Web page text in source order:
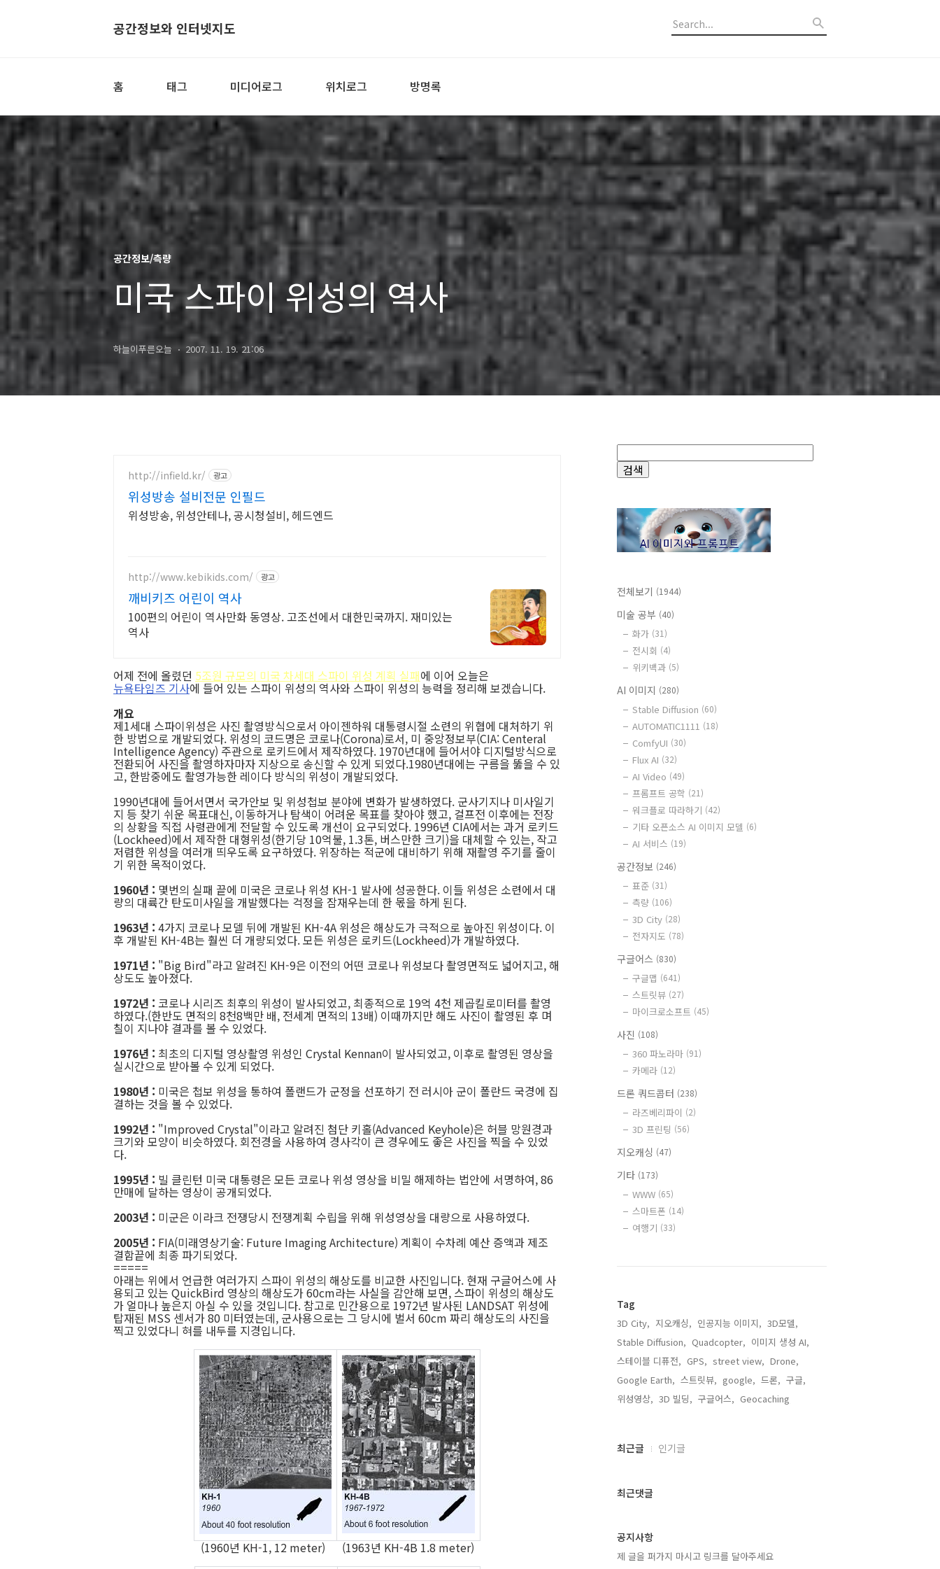
공간정보와 인터넷지도
홈 태그 미디어로그 위치로그 방명록
공간정보/측량
미국 스파이 위성의 역사
하늘이푸른오늘 2007. 11. 19. 21:06
http://infield.kr/ 광고
위성방송 설비전문 인필드
위성방송, 위성안테나, 공시청설비, 헤드엔드
http://www.kebikids.com/ 광고
깨비키즈 어린이 역사
100편의 어린이 역사만화 동영상. 고조선에서 대한민국까지. 재미있는
역사
어제 전에 올렸던 5조원 규모의 미국 차세대 스파이 위성 계획 실패에 이어 오늘은
뉴욕타임즈 기사에 들어 있는 스파이 위성의 역사와 스파이 위성의 능력을 정리해 보겠습니다.
개요
제1세대 스파이위성은 사진 촬영방식으로서 아이젠하워 대통령시절 소련의 위협에 대처하기 위
한 방법으로 개발되었다. 위성의 코드명은 코로나(Corona)로서, 미 중앙정보부(CIA: Centeral
Intelligence Agency) 주관으로 로키드에서 제작하였다. 1970년대에 들어서야 디지털방식으로
전환되어 사진을 촬영하자마자 지상으로 송신할 수 있게 되었다.1980년대에는 구름을 뚫을 수 있
고, 한밤중에도 촬영가능한 레이다 방식의 위성이 개발되었다.
1990년대에 들어서면서 국가안보 및 위성첩보 분야에 변화가 발생하였다. 군사기지나 미사일기
지 등 찾기 쉬운 목표대신, 이동하거나 탐색이 어려운 목표를 찾아야 했고, 걸프전 이후에는 전장
의 상황을 직접 사령관에게 전달할 수 있도록 개선이 요구되었다. 1996년 CIA에서는 과거 로키드
(Lockheed)에서 제작한 대형위성(한기당 10억불, 1.3톤, 버스만한 크기)을 대체할 수 있는, 작고
저렴한 위성을 여러개 띄우도록 요구하였다. 위장하는 적군에 대비하기 위해 재촬영 주기를 줄이
기 위한 목적이었다.
1960년 : 몇번의 실패 끝에 미국은 코로나 위성 KH-1 발사에 성공한다. 이들 위성은 소련에서 대
량의 대륙간 탄도미사일을 개발했다는 걱정을 잠재우는데 한 몫을 하게 된다.
1963년 : 4가지 코로나 모델 뒤에 개발된 KH-4A 위성은 해상도가 극적으로 높아진 위성이다. 이
후 개발된 KH-4B는 훨씬 더 개량되었다. 모든 위성은 로키드(Lockheed)가 개발하였다.
1971년 : "Big Bird"라고 알려진 KH-9은 이전의 어떤 코로나 위성보다 촬영면적도 넓어지고, 해
상도도 높아졌다.
1972년 : 코로나 시리즈 최후의 위성이 발사되었고, 최종적으로 19억 4천 제곱킬로미터를 촬영
하였다.(한반도 면적의 8천8백만 배, 전세계 면적의 13배) 이때까지만 해도 사진이 촬영된 후 며
칠이 지나야 결과를 볼 수 있었다.
1976년 : 최초의 디지털 영상촬영 위성인 Crystal Kennan이 발사되었고, 이후로 촬영된 영상을
실시간으로 받아볼 수 있게 되었다.
1980년 : 미국은 첩보 위성을 통하여 폴랜드가 군정을 선포하기 전 러시아 군이 폴란드 국경에 집
결하는 것을 볼 수 있었다.
1992년 : "Improved Crystal"이라고 알려진 첨단 키홀(Advanced Keyhole)은 허블 망원경과
크기와 모양이 비슷하였다. 회전경을 사용하여 경사각이 큰 경우에도 좋은 사진을 찍을 수 있었
다.
1995년 : 빌 클린턴 미국 대통령은 모든 코로나 위성 영상을 비밀 해제하는 법안에 서명하여, 86
만매에 달하는 영상이 공개되었다.
2003년 : 미군은 이라크 전쟁당시 전쟁계획 수립을 위해 위성영상을 대량으로 사용하였다.
2005년 : FIA(미래영상기술: Future Imaging Architecture) 계획이 수차례 예산 증액과 제조
결함끝에 최종 파기되었다.
=====
아래는 위에서 언급한 여러가지 스파이 위성의 해상도를 비교한 사진입니다. 현재 구글어스에 사
용되고 있는 QuickBird 영상의 해상도가 60cm라는 사실을 감안해 보면, 스파이 위성의 해상도
가 얼마나 높은지 아실 수 있을 것입니다. 참고로 민간용으로 1972년 발사된 LANDSAT 위성에
탑재된 MSS 센서가 80 미터였는데, 군사용으로는 그 당시에 벌서 60cm 짜리 해상도의 사진을
찍고 있었다니 혀를 내두를 지경입니다.
(1960년 KH-1, 12 meter) (1963년 KH-4B 1.8 meter)
전체보기 (1944)
미술 공부 (40)
화가 (31)
전시회 (4)
위키백과 (5)
AI 이미지 (280)
Stable Diffusion (60)
AUTOMATIC1111 (18)
ComfyUI (30)
Flux AI (32)
AI Video (49)
프롬프트 공학 (21)
워크플로 따라하기 (42)
기타 오픈소스 AI 이미지 모델 (6)
AI 서비스 (19)
공간정보 (246)
표준 (31)
측량 (106)
3D City (28)
전자지도 (78)
구글어스 (830)
구글맵 (641)
스트릿뷰 (27)
마이크로소프트 (45)
사진 (108)
360 파노라마 (91)
카메라 (12)
드론 쿼드콥터 (238)
라즈베리파이 (2)
3D 프린팅 (56)
지오캐싱 (47)
기타 (173)
WWW (65)
스마트폰 (14)
여행기 (33)
Tag
3D City, 지오캐싱, 인공지능 이미지, 3D모델,
Stable Diffusion, Quadcopter, 이미지 생성 AI,
스테이블 디퓨전, GPS, street view, Drone,
Google Earth, 스트릿뷰, google, 드론, 구글,
위성영상, 3D 빌딩, 구글어스, Geocaching,
최
과
글
최근글 인기글
최근댓글
공지사항
제 글을 퍼가지 마시고 링크를 달아주세요